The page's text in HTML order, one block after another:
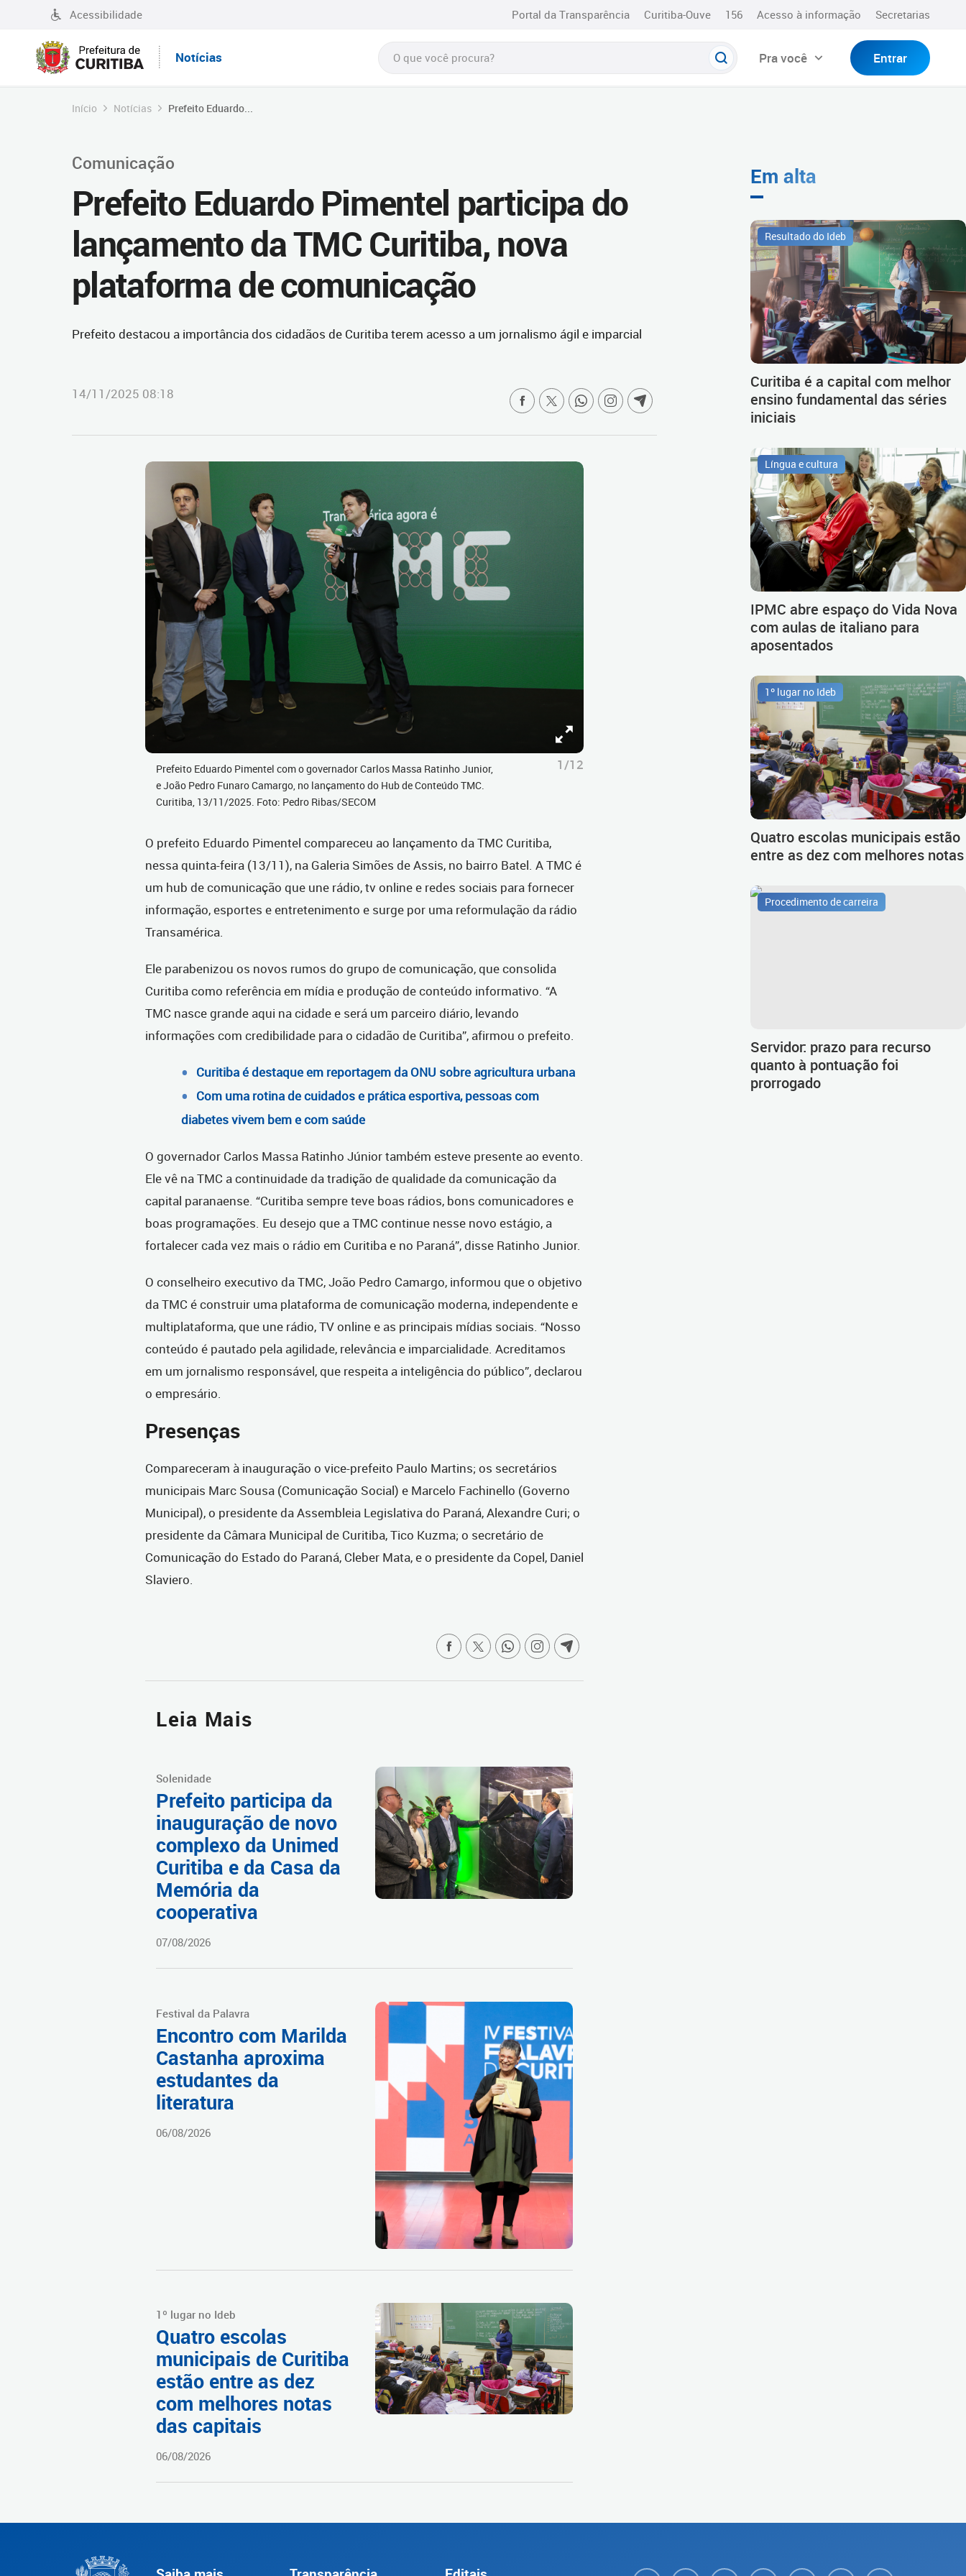
Acessibilidade Portal da Transparência Curitiba-Ouve 156 Acesso à informação Secretarias
Notícias Pra você Entrar
Início Notícias Prefeito Eduardo...
Comunicação
Prefeito Eduardo Pimentel participa do
lançamento da TMC Curitiba, nova
plataforma de comunicação
Prefeito destacou a importância dos cidadãos de Curitiba terem acesso a um jornalismo ágil e imparcial
14/11/2025 08:18
Prefeito Eduardo Pimentel com o governador Carlos Massa Ratinho Junior,
e João Pedro Funaro Camargo, no lançamento do Hub de Conteúdo TMC.
Curitiba, 13/11/2025. Foto: Pedro Ribas/SECOM
1/12
O prefeito Eduardo Pimentel compareceu ao lançamento da TMC Curitiba,
nessa quinta-feira (13/11), na Galeria Simões de Assis, no bairro Batel. A TMC é
um hub de comunicação que une rádio, tv online e redes sociais para fornecer
informação, esportes e entretenimento e surge por uma reformulação da rádio
Transamérica.
Ele parabenizou os novos rumos do grupo de comunicação, que consolida
Curitiba como referência em mídia e produção de conteúdo informativo. “A
TMC nasce grande aqui na cidade e será um parceiro diário, levando
informações com credibilidade para o cidadão de Curitiba”, afirmou o prefeito.
Curitiba é destaque em reportagem da ONU sobre agricultura urbana
Com uma rotina de cuidados e prática esportiva, pessoas com
diabetes vivem bem e com saúde
O governador Carlos Massa Ratinho Júnior também esteve presente ao evento.
Ele vê na TMC a continuidade da tradição de qualidade da comunicação da
capital paranaense. “Curitiba sempre teve boas rádios, bons comunicadores e
boas programações. Eu desejo que a TMC continue nesse novo estágio, a
fortalecer cada vez mais o rádio em Curitiba e no Paraná”, disse Ratinho Junior.
O conselheiro executivo da TMC, João Pedro Camargo, informou que o objetivo
da TMC é construir uma plataforma de comunicação moderna, independente e
multiplataforma, que une rádio, TV online e as principais mídias sociais. “Nosso
conteúdo é pautado pela agilidade, relevância e imparcialidade. Acreditamos
em um jornalismo responsável, que respeita a inteligência do público”, declarou
o empresário.
Presenças
Compareceram à inauguração o vice-prefeito Paulo Martins; os secretários
municipais Marc Sousa (Comunicação Social) e Marcelo Fachinello (Governo
Municipal), o presidente da Assembleia Legislativa do Paraná, Alexandre Curi; o
presidente da Câmara Municipal de Curitiba, Tico Kuzma; o secretário de
Comunicação do Estado do Paraná, Cleber Mata, e o presidente da Copel, Daniel
Slaviero.
Leia Mais
Solenidade
Prefeito participa da
inauguração de novo
complexo da Unimed
Curitiba e da Casa da
Memória da
cooperativa
07/08/2026
Festival da Palavra
Encontro com Marilda
Castanha aproxima
estudantes da
literatura
06/08/2026
1º lugar no Ideb
Quatro escolas
municipais de Curitiba
estão entre as dez
com melhores notas
das capitais
06/08/2026
Em alta
Resultado do Ideb
Curitiba é a capital com melhor
ensino fundamental das séries
iniciais
Língua e cultura
IPMC abre espaço do Vida Nova
com aulas de italiano para
aposentados
1º lugar no Ideb
Quatro escolas municipais estão
entre as dez com melhores notas
Procedimento de carreira
Servidor: prazo para recurso
quanto à pontuação foi
prorrogado